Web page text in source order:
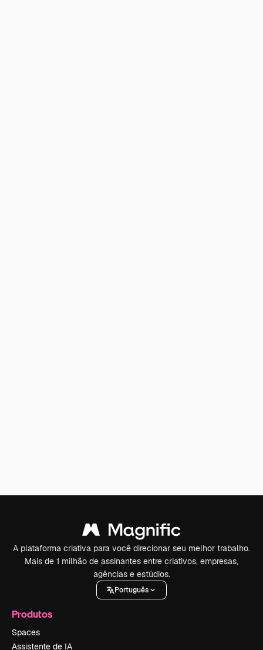
A plataforma criativa para você direcionar seu melhor trabalho.
Mais de 1 milhão de assinantes entre criativos, empresas,
agências e estúdios.
Português
Produtos
Spaces
Assistente de IA